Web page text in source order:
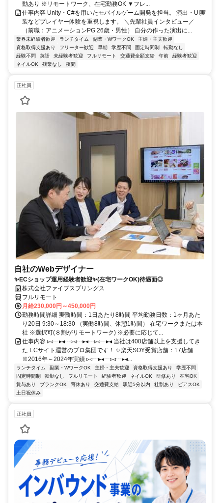
動あり ※リモートワーク、在宅勤務OK ▼フレ...
仕事内容 Unity・C#を用いたモバイルゲーム開発を担当。 演出・UI実
装などプレイヤー体験を重視します。 ＼先輩社員インタビュー／
（前職：アニメーションPG 26歳・男性） 自分の作った演出に...
業界未経験者歓迎 ランチタイム 副業・WワークOK
主婦・主夫歓迎
資格取得支援あり
フリーター歓迎 早朝 学歴不問 固定時間制
転勤なし
経験不問
英語 未経験者歓迎 フルリモート 交通費全額支給 午前
経験者歓迎
ネイルOK
残業なし 夜間
正社員
自社のWebデザイナー
✨ECショップ運用経験者歓迎✨(在宅ワークOK)待遇面◎
株式会社ファイブスプリングス
フルリモート
月給230,000円～450,000円
勤務時間詳細 実働時間：1日あたり8時間 平均勤務日数：1ヶ月あた
り20日 9:30～18:30 （実働8時間、休憩1時間） 在宅ワークまたは本
社 ※選択可(８割がリモートワーク) ※必要に応じて...
仕事内容 ▹◃┄▸◂┄▹◃┄▸◂┄▹◃┄▸◂ 当社は400店舗以上を支援してき
た ECサイト運営のプロ集団です！ ✨楽天SOY受賞店舗：17店舗
※2016年～2024年実績 ▹◃┄▸◂┄▹◃┄▸◂...
ランチタイム 副業・WワークOK 主婦・主夫歓迎 資格取得支援あり
学歴不問
固定時間制
転勤なし フルリモート 経験者歓迎 ネイルOK 研修あり
在宅OK
賞与あり
ブランクOK 育休あり 交通費支給 駅近5分以内 社割あり
ピアスOK
土日祝休み
正社員